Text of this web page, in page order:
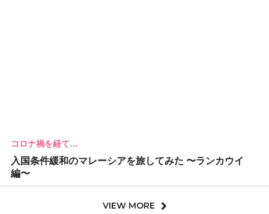
コロナ禍を経て…
入国条件緩和のマレーシアを旅してみた 〜ランカウイ
編〜
VIEW MORE